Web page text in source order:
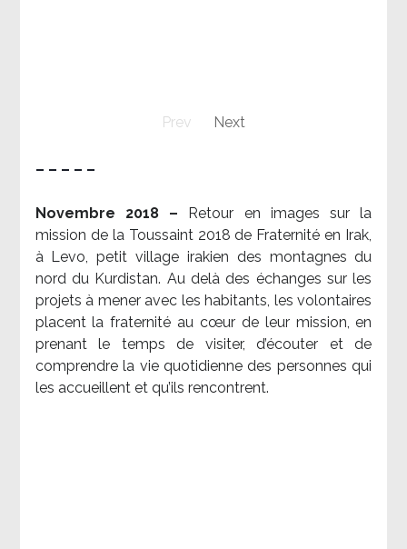
Prev Next
– – – – –
Novembre 2018 –
Retour en images sur la
mission de la Toussaint 2018 de Fraternité en Irak,
à Levo, petit village irakien des montagnes du
nord du Kurdistan. Au delà des échanges sur les
projets à mener avec les habitants, les volontaires
placent la fraternité au cœur de leur mission, en
prenant le temps de visiter, d’écouter et de
comprendre la vie quotidienne des personnes qui
les accueillent et qu’ils rencontrent.